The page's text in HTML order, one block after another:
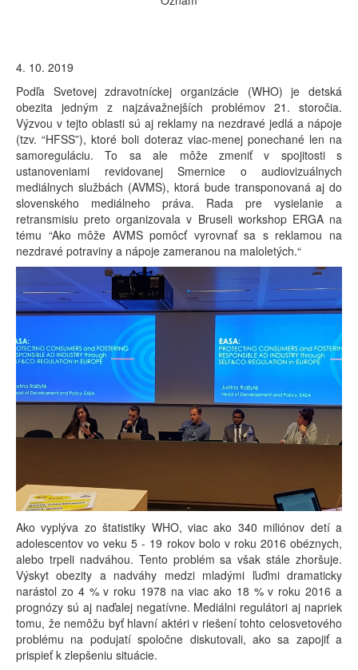
4. 10. 2019
Podľa Svetovej zdravotníckej organizácie (WHO) je detská
obezita jedným z najzávažnejších problémov 21. storočia.
Výzvou v tejto oblasti sú aj reklamy na nezdravé jedlá a nápoje
(tzv. “HFSS”), ktoré boli doteraz viac-menej ponechané len na
samoreguláciu. To sa ale môže zmeniť v spojitosti s
ustanoveniami revidovanej Smernice o audiovizuálnych
mediálnych službách (AVMS), ktorá bude transponovaná aj do
slovenského mediálneho práva. Rada pre vysielanie a
retransmisiu preto organizovala v Bruseli workshop ERGA na
tému “Ako môže AVMS pomôcť vyrovnať sa s reklamou na
nezdravé potraviny a nápoje zameranou na maloletých.“
Ako vyplýva zo štatistiky WHO, viac ako 340 miliónov detí a
adolescentov vo veku 5 - 19 rokov bolo v roku 2016 obéznych,
alebo trpeli nadváhou. Tento problém sa však stále zhoršuje.
Výskyt obezity a nadváhy medzi mladými ľuďmi dramaticky
narástol zo 4 % v roku 1978 na viac ako 18 % v roku 2016 a
prognózy sú aj naďalej negatívne. Mediálni regulátori aj napriek
tomu, že nemôžu byť hlavní aktéri v riešení tohto celosvetového
problému na podujatí spoločne diskutovali, ako sa zapojiť a
prispieť k zlepšeniu situácie.